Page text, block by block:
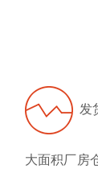
发
大面积厂房